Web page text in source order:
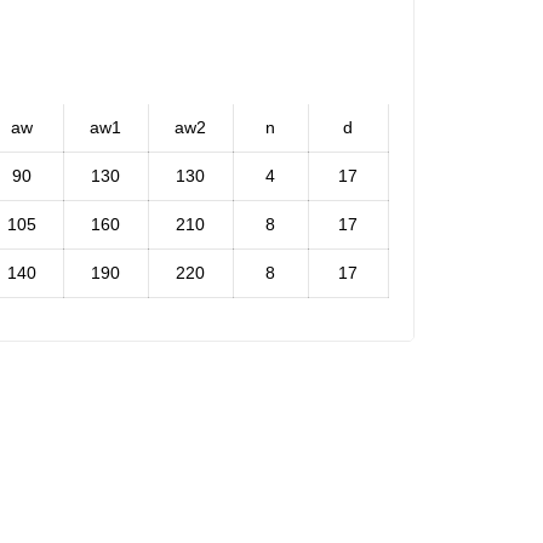
aw aw1 aw2 n d
90 130 130 4 17
105 160 210 8 17
140 190 220 8 17